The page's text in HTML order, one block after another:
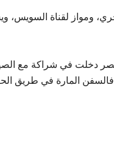
ومواز لقناة السويس،
دخلت في شراكة مع
المارة في طريق